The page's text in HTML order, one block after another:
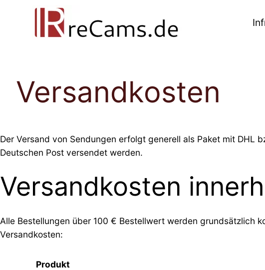
Versandkosten
Der Versand von Sendungen erfolgt generell als Paket mit DHL
Deutschen Post versendet werden.
Versandkosten
Alle Bestellungen über 100 € Bestellwert werden grundsätzlich
Versandkosten:
Produkt